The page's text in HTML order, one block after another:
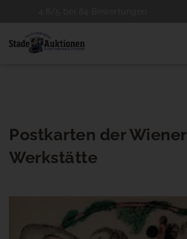
Postkarten der Wiener
Werkstätte